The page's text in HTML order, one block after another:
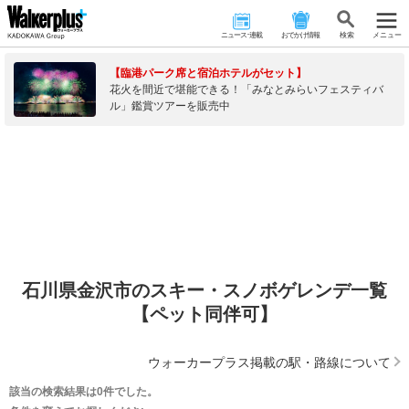
ニュース･連載 おでかけ情報 検 索 メニュー
【臨港パーク席と宿泊ホテルがセット】
花火を間近で堪能できる！「みなとみらいフェスティバ
ル」鑑賞ツアーを販売中
石川県金沢市のスキー・スノボゲレンデ一覧
【ペット同伴可】
ウォーカープラス掲載の駅・路線について
該当の検索結果は0件でした。